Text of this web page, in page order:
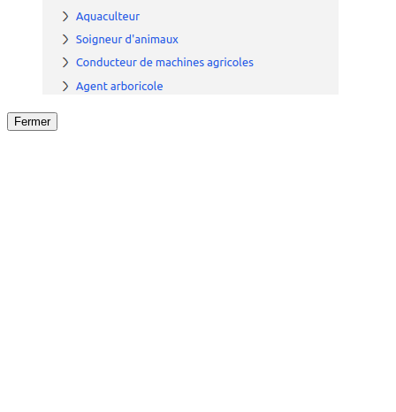
Fermer